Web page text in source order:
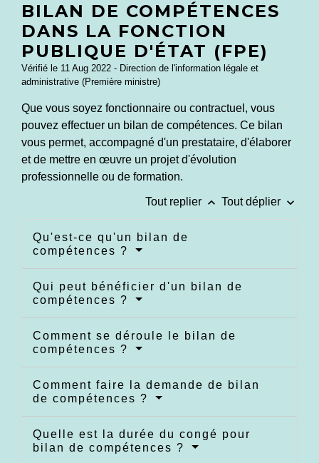
BILAN DE COMPÉTENCES
DANS LA FONCTION
PUBLIQUE D'ÉTAT (FPE)
Vérifié le 11 Aug 2022 - Direction de l'information légale et
administrative (Première ministre)
Que vous soyez fonctionnaire ou contractuel, vous
pouvez effectuer un bilan de compétences. Ce bilan
vous permet, accompagné d'un prestataire, d'élaborer
et de mettre en œuvre un projet d'évolution
professionnelle ou de formation.
Tout replier keyboard_arrow_up Tout déplier keyboard_arrow_down
Qu'est-ce qu'un bilan de
compétences ?
Qui peut bénéficier d'un bilan de
compétences ?
Comment se déroule le bilan de
compétences ?
Comment faire la demande de bilan
de compétences ?
Quelle est la durée du congé pour
bilan de compétences ?